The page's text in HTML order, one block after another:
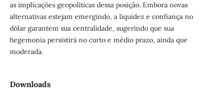
as implicações geopolíticas dessa posição. Embora novas
alternativas estejam emergindo, a liquidez e confiança no
dólar garantem sua centralidade, sugerindo que sua
hegemonia persistirá no curto e médio prazo, ainda que
moderada.
Downloads